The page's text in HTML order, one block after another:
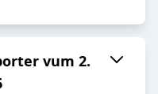
vum 2.